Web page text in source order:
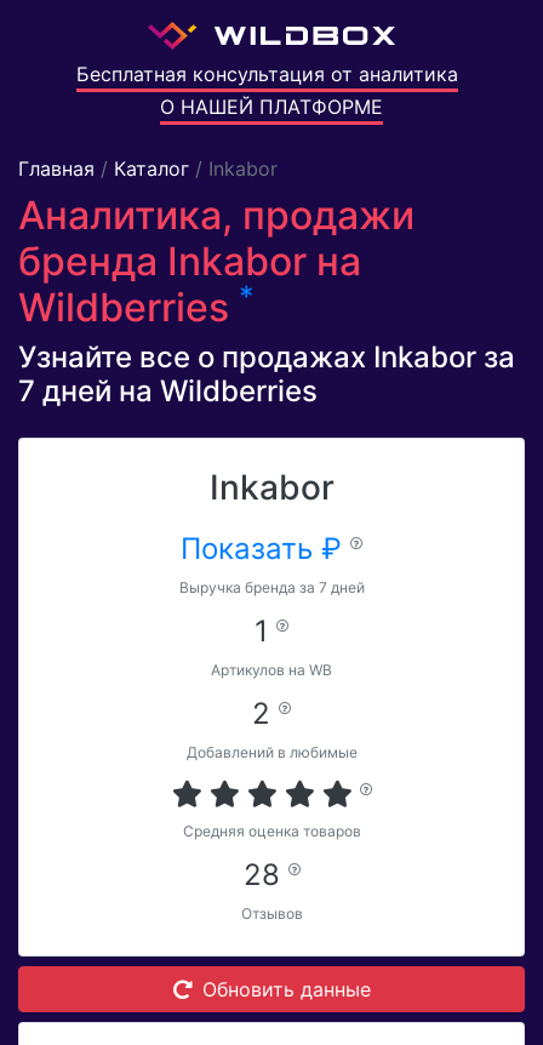
Бесплатная консультация от аналитика
О НАШЕЙ ПЛАТФОРМЕ
Главная / Каталог / Inkabor
Аналитика, продажи
бренда Inkabor на
Wildberries *
Узнайте все о продажах Inkabor за
7 дней на Wildberries
Inkabor
Показать ₽
Выручка бренда за 7 дней
1
Артикулов на WB
2
Добавлений в любимые
Средняя оценка товаров
28
Отзывов
Обновить данные